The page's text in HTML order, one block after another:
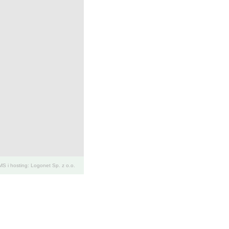
i hosting: Logonet Sp. z o.o.